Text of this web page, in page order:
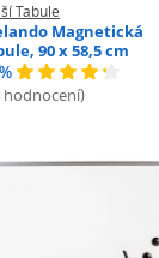
Tabule
Magnetická
90 x 58,5 cm
hodnocení)